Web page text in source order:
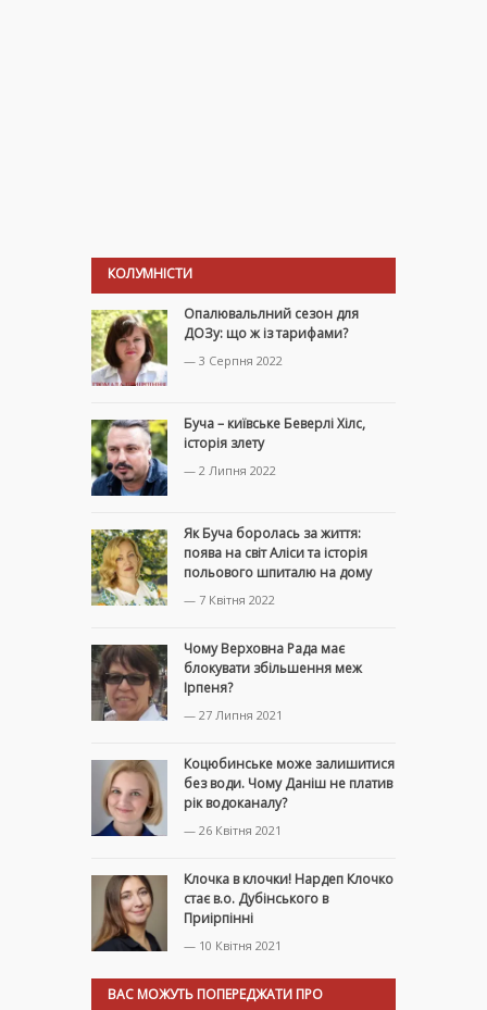
КОЛУМНІСТИ
Опалювальлний сезон для
ДОЗу: що ж із тарифами?
— 3 Серпня 2022
Буча – київське Беверлі Хілс,
історія злету
— 2 Липня 2022
Як Буча боролась за життя:
поява на світ Аліси та історія
польового шпиталю на дому
— 7 Квітня 2022
Чому Верховна Рада має
блокувати збільшення меж
Ірпеня?
— 27 Липня 2021
Коцюбинське може залишитися
без води. Чому Даніш не платив
рік водоканалу?
— 26 Квітня 2021
Клочка в клочки! Нардеп Клочко
стає в.о. Дубінського в
Приірпінні
— 10 Квітня 2021
ВАС МОЖУТЬ ПОПЕРЕДЖАТИ ПРО